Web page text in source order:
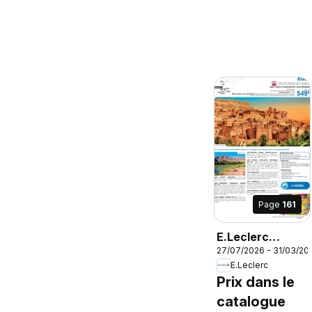
Page 161
E.Leclerc
Voyages AH
2026/2027
27/07/2026 - 31/03/
E.Leclerc
Prix dans le
catalogue